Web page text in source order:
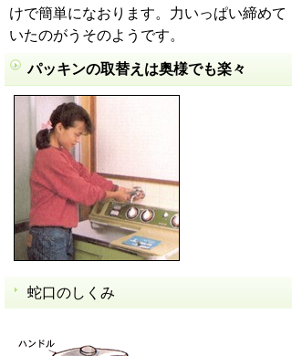
けで簡単になおります。力いっぱい締めて
いたのがうそのようです。
パッキンの取替えは奥様でも楽々
蛇口のしくみ